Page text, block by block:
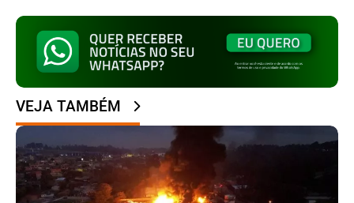
VEJA TAMBÉM